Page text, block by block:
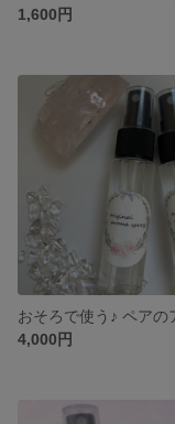
1,600円
4,000円